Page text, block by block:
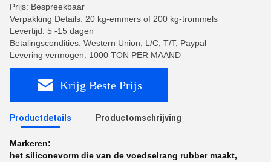
Prijs: Bespreekbaar
Verpakking Details: 20 kg-emmers of 200 kg-trommels
Levertijd: 5 -15 dagen
Betalingscondities: Western Union, L/C, T/T, Paypal
Levering vermogen: 1000 TON PER MAAND
Krijg Beste Prijs
Productdetails Productomschrijving
Markeren:
het siliconevorm die van de voedselrang rubber maakt,